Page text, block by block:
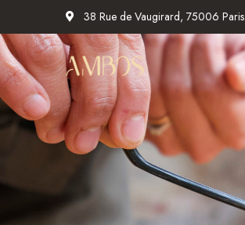
38 Rue de Vaugirard, 75006 Paris